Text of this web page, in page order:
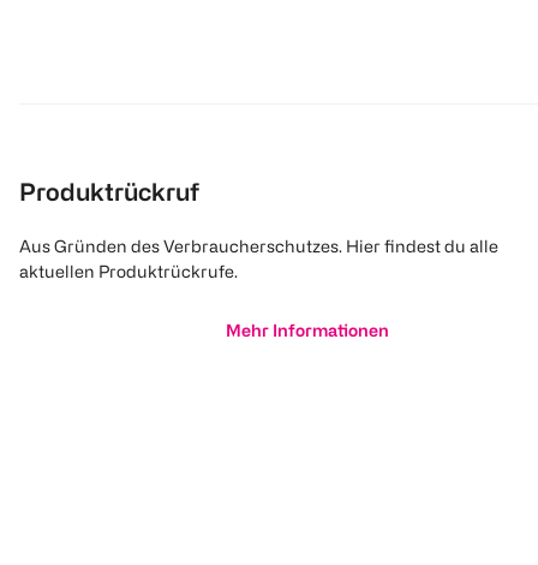
Produktrückruf
Aus Gründen des Verbraucherschutzes. Hier findest du alle
aktuellen Produktrückrufe.
Mehr Informationen